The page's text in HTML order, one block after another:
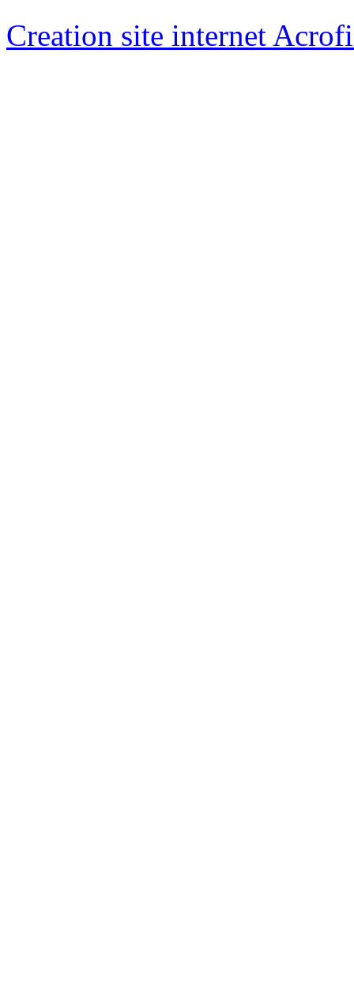
Creation site internet